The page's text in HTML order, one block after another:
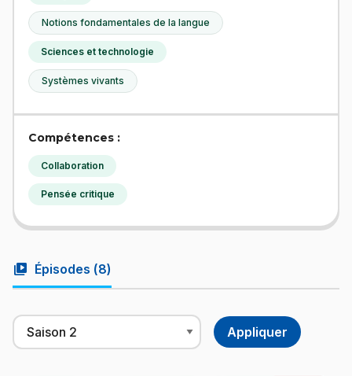
Notions fondamentales de la langue
Sciences et technologie
Systèmes vivants
Compétences :
Collaboration
Pensée critique
video_library Épisodes (8)